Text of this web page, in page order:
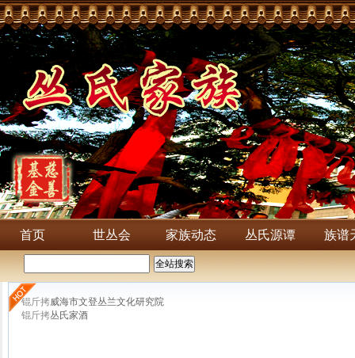
首页 世丛会 家族动态 丛氏源谭 族谱
锟斤拷威海市文登丛兰文化研究院
锟斤拷丛氏家酒